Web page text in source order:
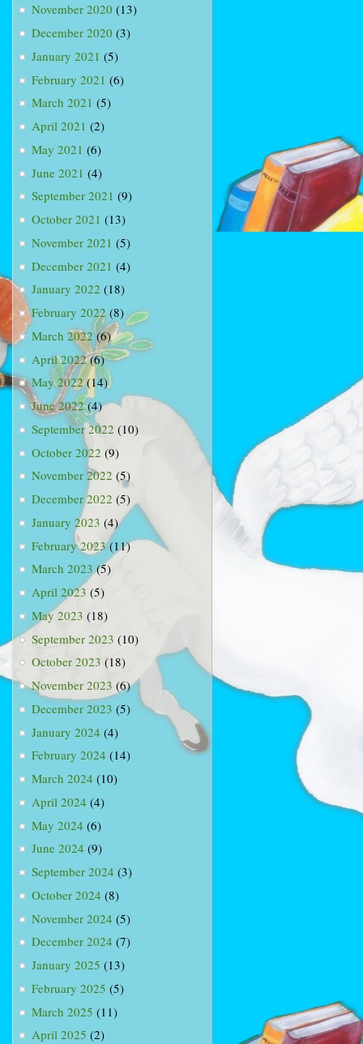
November 2020 (13)
December 2020 (3)
January 2021 (5)
February 2021 (6)
March 2021 (5)
April 2021 (2)
May 2021 (6)
June 2021 (4)
September 2021 (9)
October 2021 (13)
November 2021 (5)
December 2021 (4)
January 2022 (18)
February 2022 (8)
March 2022(6)
April 2022(6)
May 2022(14)
June 2022(4)
September 2022 (10)
October 2022 (9)
November 2022 (5)
December 2022 (5)
January 2023 (4)
February 2023(11)
March 2023(5)
April 2023 (5)
May 2023 (18)
September 2023 (10)
October 2023 (18)
November 2023 (6)
December 2023 (5)
January 2024 (4)
February 2024 (14)
March 2024 (10)
April 2024 (4)
May 2024 (6)
June 2024 (9)
September 2024 (3)
October 2024 (8)
November 2024 (5)
December 2024 (7)
January 2025 (13)
February 2025 (5)
March 2025 (11)
April 2025 (2)